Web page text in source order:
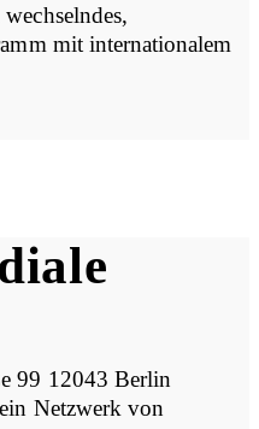
mit internationalem
99 12043 Berlin
Netzwerk von